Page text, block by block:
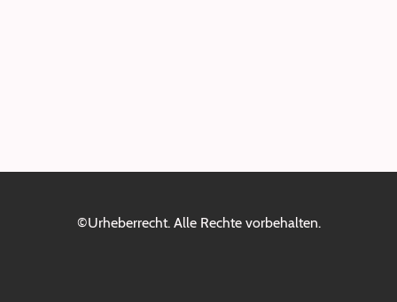
©Urheberrecht. Alle Rechte vorbehalten.